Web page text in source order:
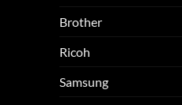
Brother
Ricoh
Samsung